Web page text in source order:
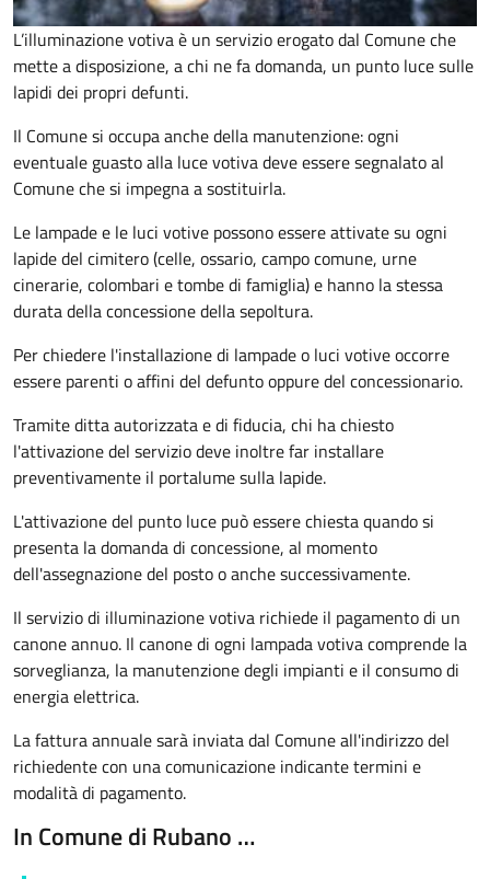
L’illuminazione votiva è un servizio erogato dal Comune che
mette a disposizione, a chi ne fa domanda, un punto luce sulle
lapidi dei propri defunti.
Il Comune si occupa anche della manutenzione: ogni
eventuale guasto alla luce votiva deve essere segnalato al
Comune che si impegna a sostituirla.
Le lampade e le luci votive possono essere attivate su ogni
lapide del cimitero (celle, ossario, campo comune, urne
cinerarie, colombari e tombe di famiglia) e hanno la stessa
durata della concessione della sepoltura.
Per chiedere l'installazione di lampade o luci votive occorre
essere parenti o affini del defunto oppure del concessionario.
Tramite ditta autorizzata e di fiducia, chi ha chiesto
l'attivazione del servizio deve inoltre far installare
preventivamente il portalume sulla lapide.
L'attivazione del punto luce può essere chiesta quando si
presenta la domanda di concessione, al momento
dell'assegnazione del posto o anche successivamente.
Il servizio di illuminazione votiva richiede il pagamento di un
canone annuo. Il canone di ogni lampada votiva comprende la
sorveglianza, la manutenzione degli impianti e il consumo di
energia elettrica.
La fattura annuale sarà inviata dal Comune all'indirizzo del
richiedente con una comunicazione indicante termini e
modalità di pagamento.
In Comune di Rubano …